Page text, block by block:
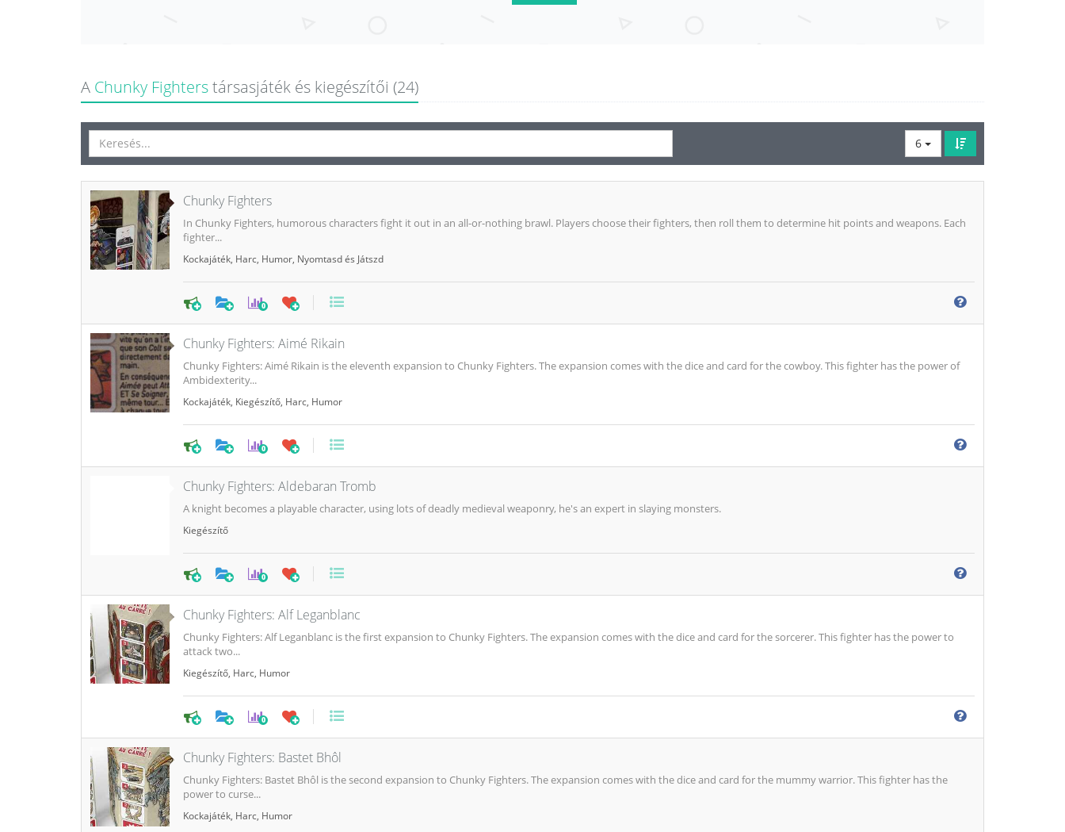
A Chunky Fighterstársasjáték és kiegészítői (24)
6
Chunky Fighters
In Chunky Fighters, humorous characters fight it out in an all-or-nothing brawl. Players choose their fighters, then roll them to determine hit points and weapons. Each
fighter...
Kockajáték Harc Humor Nyomtasd és Játszd
0
Chunky Fighters: Aimé Rikain
Chunky Fighters: Aimé Rikain is the eleventh expansion to Chunky Fighters. The expansion comes with the dice and card for the cowboy. This fighter has the power of
Ambidexterity...
Kockajáték Kiegészítő Harc Humor
0
Chunky Fighters: Aldebaran Tromb
A knight becomes a playable character, using lots of deadly medieval weaponry, he's an expert in slaying monsters.
Kiegészítő
0
Chunky Fighters: Alf Leganblanc
Chunky Fighters: Alf Leganblanc is the first expansion to Chunky Fighters. The expansion comes with the dice and card for the sorcerer. This fighter has the power to
attack two...
Kiegészítő Harc Humor
0
Chunky Fighters: Bastet Bhôl
Chunky Fighters: Bastet Bhôl is the second expansion to Chunky Fighters. The expansion comes with the dice and card for the mummy warrior. This fighter has the
power to curse...
Kockajáték Harc Humor